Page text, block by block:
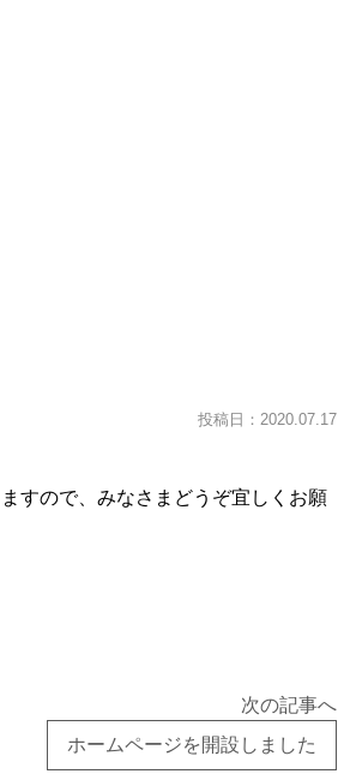
投稿日：2020.07.17
すので、みなさまどうぞ宜しくお願
次の記事へ
ホームページを開設しました